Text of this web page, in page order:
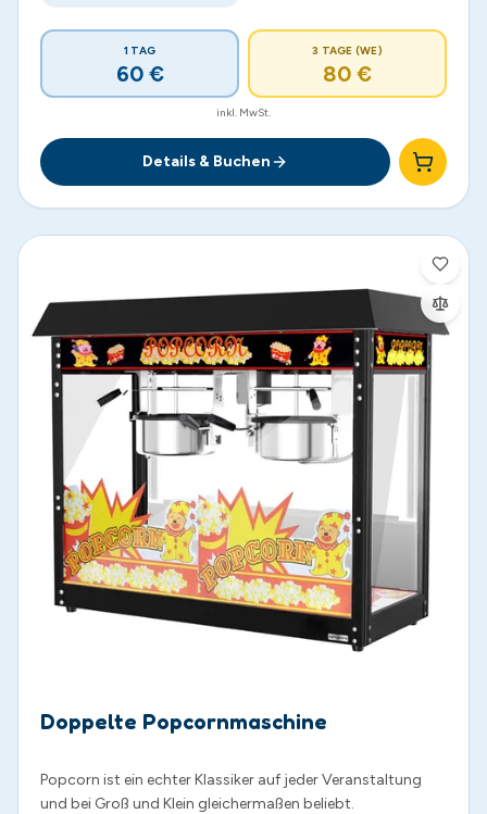
1 TAG
60€
3 TAGE (WE)
80 €
inkl. MwSt.
Details & Buchen
Doppelte Popcornmaschine
Popcorn ist ein echter Klassiker auf jeder Veranstaltung
und bei Groß und Klein gleichermaßen beliebt.